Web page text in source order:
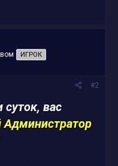
ИГРОК
#2
вас
Администратор